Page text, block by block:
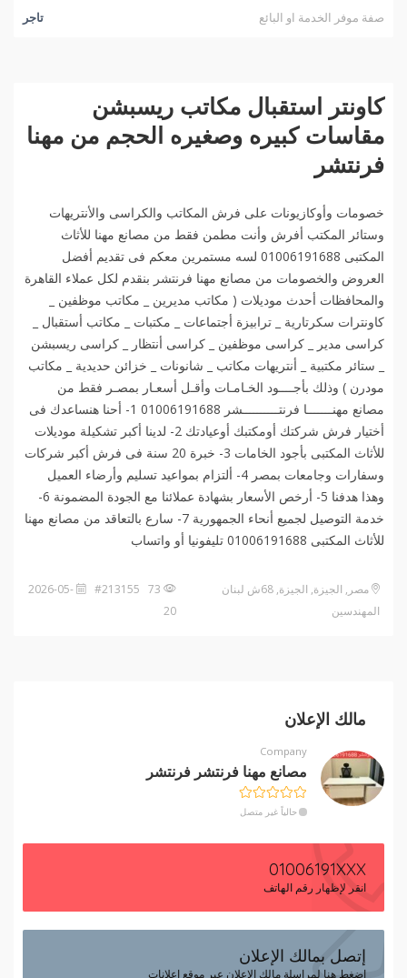
صفة موفر الخدمة او البائع
تاجر
كاونتر استقبال مكاتب ريسبشن
مقاسات كبيره وصغيره الحجم من مهنا
فرنتشر
خصومات وأوكازيونات على فرش المكاتب والكراسى والأنتريهات
وستائر المكتب أفرش وأنت مطمن فقط من مصانع مهنا للأثاث
المكتبى 01006191688 لسه مستمرين معكم فى تقديم أفضل
العروض والخصومات من مصانع مهنا فرنتشر بنقدم لكل عملاء القاهرة
والمحافظات أحدث موديلات ( مكاتب مديرين _ مكاتب موظفين _
كاونترات سكرتارية _ ترابيزة أجتماعات _ مكتبات _ مكاتب أستقبال _
كراسى مدير _ كراسى موظفين _ كراسى أنتظار _ كراسى ريسبشن
_ ستائر مكتبية _ أنتريهات مكاتب _ شانونات _ خزائن حديدية _ مكاتب
مودرن ) وذلك بأجــــود الخـامـات وأقـل أسعـار بمصـر فقط من
مصانع مهنـــــــا فرنتــــــــــشر 01006191688 1- أحنا هنساعدك فى
أختيار فرش شركتك أومكتبك أوعيادتك 2- لدينا أكبر تشكيلة موديلات
للأثاث المكتبى بأجود الخامات 3- خبرة 20 سنة فى فرش أكبر شركات
وسفارات وجامعات بمصر 4- ألتزام بمواعيد تسليم وأرضاء العميل
وهذا هدفنا 5- أرخص الأسعار بشهادة عملائنا مع الجودة المضمونة 6-
خدمة التوصيل لجميع أنحاء الجمهورية 7- سارع بالتعاقد من مصانع مهنا
للأثاث المكتبى 01006191688 تليفونيا أو واتساب️
مصر, الجيزة, الجيزة, 68ش لبنان
المهندسين
2026-05-
20
مالك الإعلان
Company
مصانع مهنا فرنتشر فرنتشر
حالياً غير متصل
01006191XXX
انقر لإظهار رقم الهاتف
إتصل بمالك الإعلان
إضغط هنا لمراسلة مالك الإعلان عبر موقع إعلانات